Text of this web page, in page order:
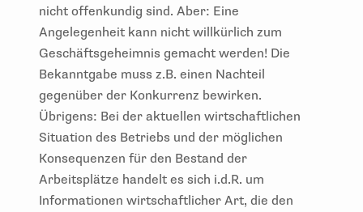
nicht offenkundig sind. Aber: Eine
Angelegenheit kann nicht willkürlich zum
Geschäftsgeheimnis gemacht werden! Die
Bekanntgabe muss z.B. einen Nachteil
gegenüber der Konkurrenz bewirken.
Übrigens: Bei der aktuellen wirtschaftlichen
Situation des Betriebs und der möglichen
Konsequenzen für den Bestand der
Arbeitsplätze handelt es sich i.d.R. um
Informationen wirtschaftlicher Art, die den